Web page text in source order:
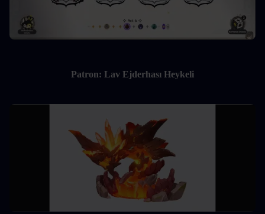
Patron: Lav Ejderhası Heykeli